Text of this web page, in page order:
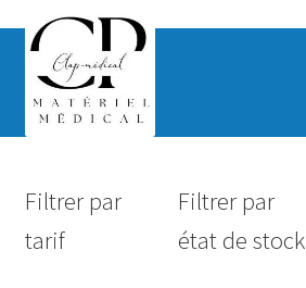
Hygiène
Filtrer par
tarif
Filtrer par
état de stock